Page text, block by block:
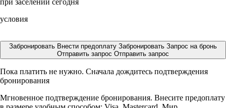
при заселении сегодня
условия
Забронировать Внести предоплату Забронировать Запрос на бронь
Отправить запрос Отправить запрос
Пока платить не нужно. Сначала дождитесь подтверждения
бронирования
Мгновенное подтверждение бронирования. Внесите предоплату